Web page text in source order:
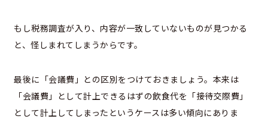
もし税務調査が入り、内容が一致していないものが見つかる
と、怪しまれてしまうからです。
最後に「会議費」との区別をつけておきましょう。本来は
「会議費」として計上できるはずの飲食代を「接待交際費」
として計上してしまったというケースは多い傾向にありま